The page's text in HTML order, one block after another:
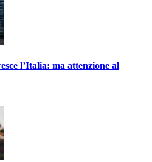
l’Italia: ma attenzione al